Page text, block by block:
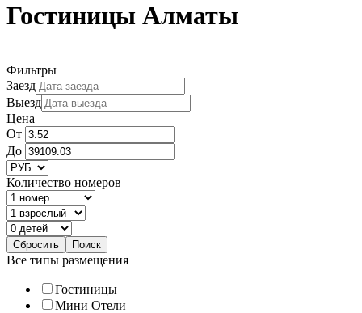
Гостиницы Алматы
Фильтры
Заезд
Выезд
Цена
От
До
Количество номеров
Все типы размещения
Гостиницы
Мини Отели